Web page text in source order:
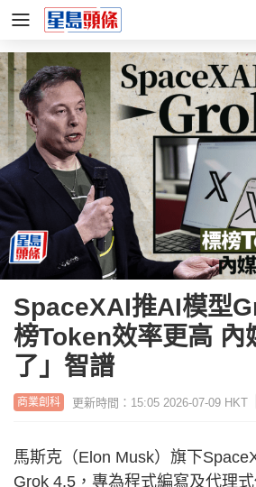
SpaceXAI推AI模型
榜Token效率更高 內
了」智譜
商業創科 更新時間：15:05 2026-07-09 HKT
馬斯克（Elon Musk）旗下
Grok 4.5，專為程式編寫及代理